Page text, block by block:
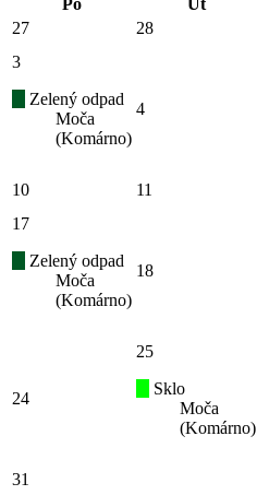
27
28
3
Zelený odpad
Moča
(Komárno)
4
10 11
17
Zelený odpad
Moča
(Komárno)
18
24
25
Sklo
Moča
(Komárno)
31